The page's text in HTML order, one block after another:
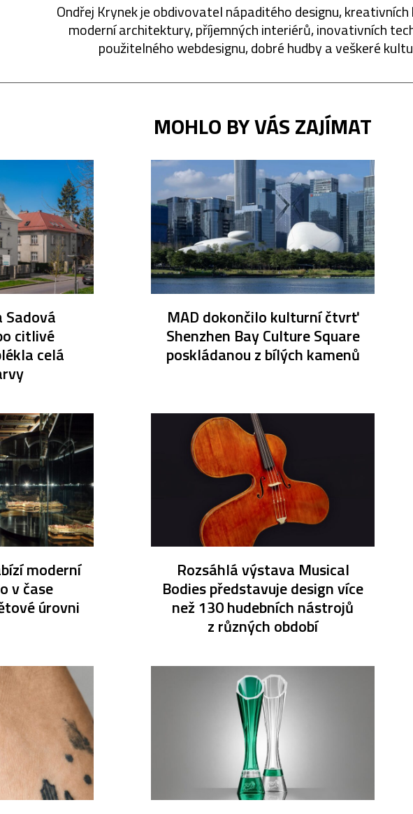
Ondřej Krynek je obdivovatel nápaditého designu,
moderní architektury, příjemných interiérů, inovativních
použitelného webdesignu, dobré hudby a veškeré
MOHLO BY VÁS ZAJÍMAT
citlivé
celá
MAD dokončilo kulturní čtvrť
Shenzhen Bay Culture Square
poskládanou z bílých kamenů
moderní
v čase
úrovni
Rozsáhlá výstava Musical
Bodies představuje design více
než 130 hudebních nástrojů
z různých období